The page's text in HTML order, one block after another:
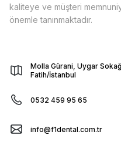
kaliteye ve müşteri
önemle tanınmaktadır.
Molla Gürani, Uygar
Fatih/İstanbul
0532 459 95 65
info@f1dental.com.tr